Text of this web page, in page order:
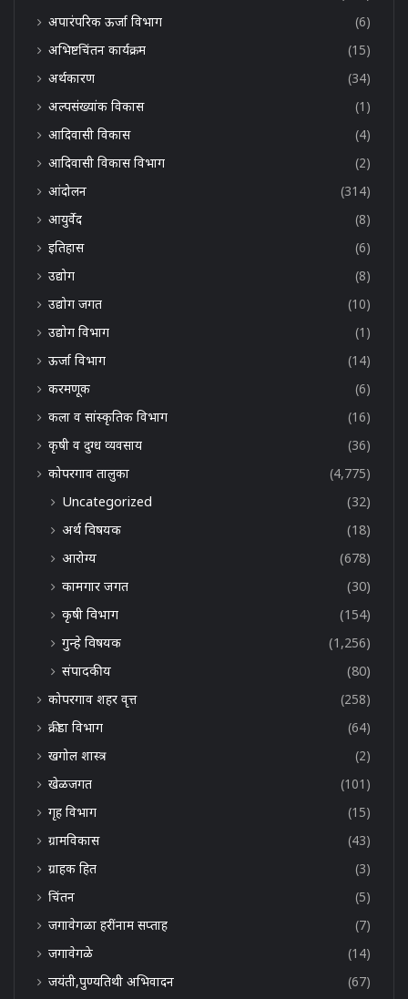
अपारंपरिक ऊर्जा विभाग
(6)
अभिष्टचिंतन कार्यक्रम
(15)
अर्थकारण
(34)
अल्पसंख्यांक विकास
(1)
आदिवासी विकास
(4)
आदिवासी विकास विभाग
(2)
आंदोलन
(314)
आयुर्वेद
(8)
इतिहास
(6)
उद्योग
(8)
उद्योग जगत
(10)
उद्योग विभाग
(1)
ऊर्जा विभाग
(14)
करमणूक
(6)
कला व सांस्कृतिक विभाग
(16)
कृषी व दुग्ध व्यवसाय
(36)
कोपरगाव तालुका
(4,775)
Uncategorized
(32)
अर्थ विषयक
(18)
आरोग्य
(678)
कामगार जगत
(30)
कृषी विभाग
(154)
गुन्हे विषयक
(1,256)
संपादकीय
(80)
कोपरगाव शहर वृत्त
(258)
क्रीडा विभाग
(64)
खगोल शास्त्र
(2)
खेळजगत
(101)
गृह विभाग
(15)
ग्रामविकास
(43)
ग्राहक हित
(3)
चिंतन
(5)
जगावेगळा हरींनाम सप्ताह
(7)
जगावेगळे
(14)
जयंती,पुण्यतिथी अभिवादन
(67)